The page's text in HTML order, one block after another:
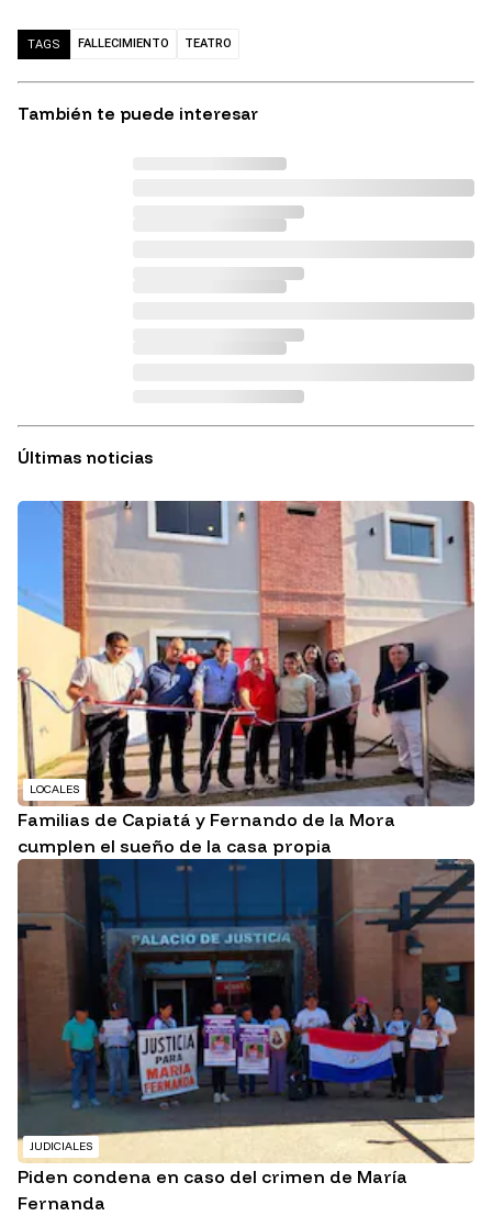
TAGS FALLECIMIENTO TEATRO
También te puede interesar
Últimas noticias
LOCALES
Familias de Capiatá y Fernando de la Mora
cumplen el sueño de la casa propia
JUDICIALES
Piden condena en caso del crimen de María
Fernanda